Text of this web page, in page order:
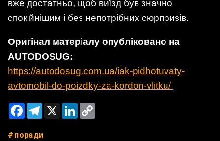
вже достатньо, щоб виїзд був значно
спокійнішим і без непотрібних сюрпризів.
Оригінал матеріалу опубліковано на
AUTODOSUG:
https://autodosug.com.ua/iak-pidhotuvaty-
avtomobil-do-poizdky-za-kordon-vlitku/
FacebookTelegram
X LinkedIn
поради